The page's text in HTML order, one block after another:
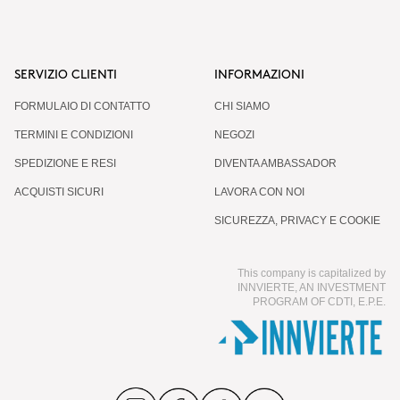
SERVIZIO CLIENTI
FORMULAIO DI CONTATTO
TERMINI E CONDIZIONI
SPEDIZIONE E RESI
ACQUISTI SICURI
INFORMAZIONI
CHI SIAMO
NEGOZI
DIVENTA AMBASSADOR
LAVORA CON NOI
SICUREZZA, PRIVACY E COOKIE
This company is capitalized by
INNVIERTE, AN INVESTMENT
PROGRAM OF CDTI, E.P.E.